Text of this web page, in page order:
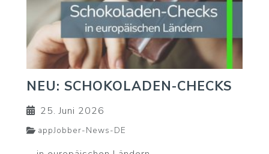
NEU: SCHOKOLADEN-CHECKS
25. Juni 2026
appJobber-News-DE